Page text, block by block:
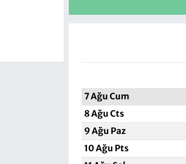
7 Ağu Cum
8 Ağu Cts
9 Ağu Paz
10 Ağu Pts